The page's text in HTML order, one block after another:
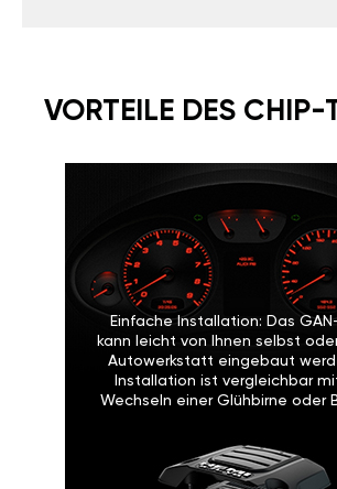
VORTEILE DES CHIP-
Einfache Installation: Das
kann leicht von Ihnen selbst
Autowerkstatt eingebaut
Installation ist vergleichbar
Wechseln einer Glühbirne oder